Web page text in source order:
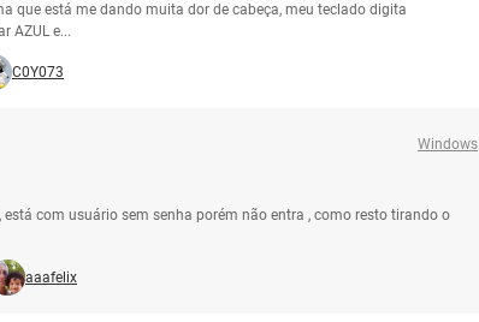
que está me dando muita dor de cabeça, meu teclado digita
AZUL e...
C0Y073
Windows
com usuário sem senha porém não entra , como resto tirando o
aaafelix